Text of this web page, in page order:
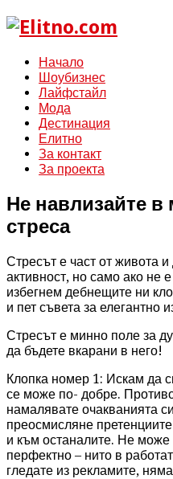
Начало
Шоубизнес
Лайфстайл
Мода
Дестинация
Елитно
За контакт
За проекта
Не навлизайте
стреса
Стресът е част от живота
активност, но само ако не
избегнем дебнещите ни
и пет съвета за елегантно
Стресът е минно поле за
да бъдете вкарани в него!
Клопка номер 1: Искам да
се може по- добре.
намалявате очакванията
преосмисляне
и към останалите. Не може
перфектно – нито в
гледате из рекламите,